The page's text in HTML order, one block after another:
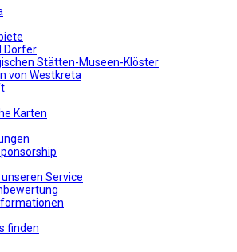
Dörfer
Stätten-Museen-Klöster
von Westkreta
Karten
Service
finden